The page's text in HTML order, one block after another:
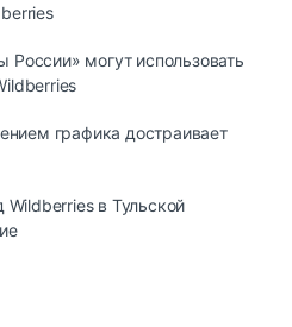
могут использовать
графика достраивает
Wildberries в Тульской